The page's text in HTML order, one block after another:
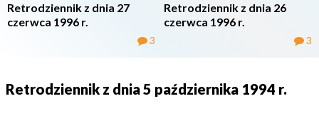
Retrodziennik z dnia 27
czerwca 1996 r.
3
Retrodziennik z dnia 26
czerwca 1996 r.
3
Retrodziennik z dnia 5 października 1994 r.